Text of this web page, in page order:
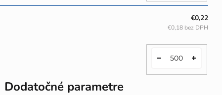
€0,22
€0,18 bez DPH
Dodatočné parametre